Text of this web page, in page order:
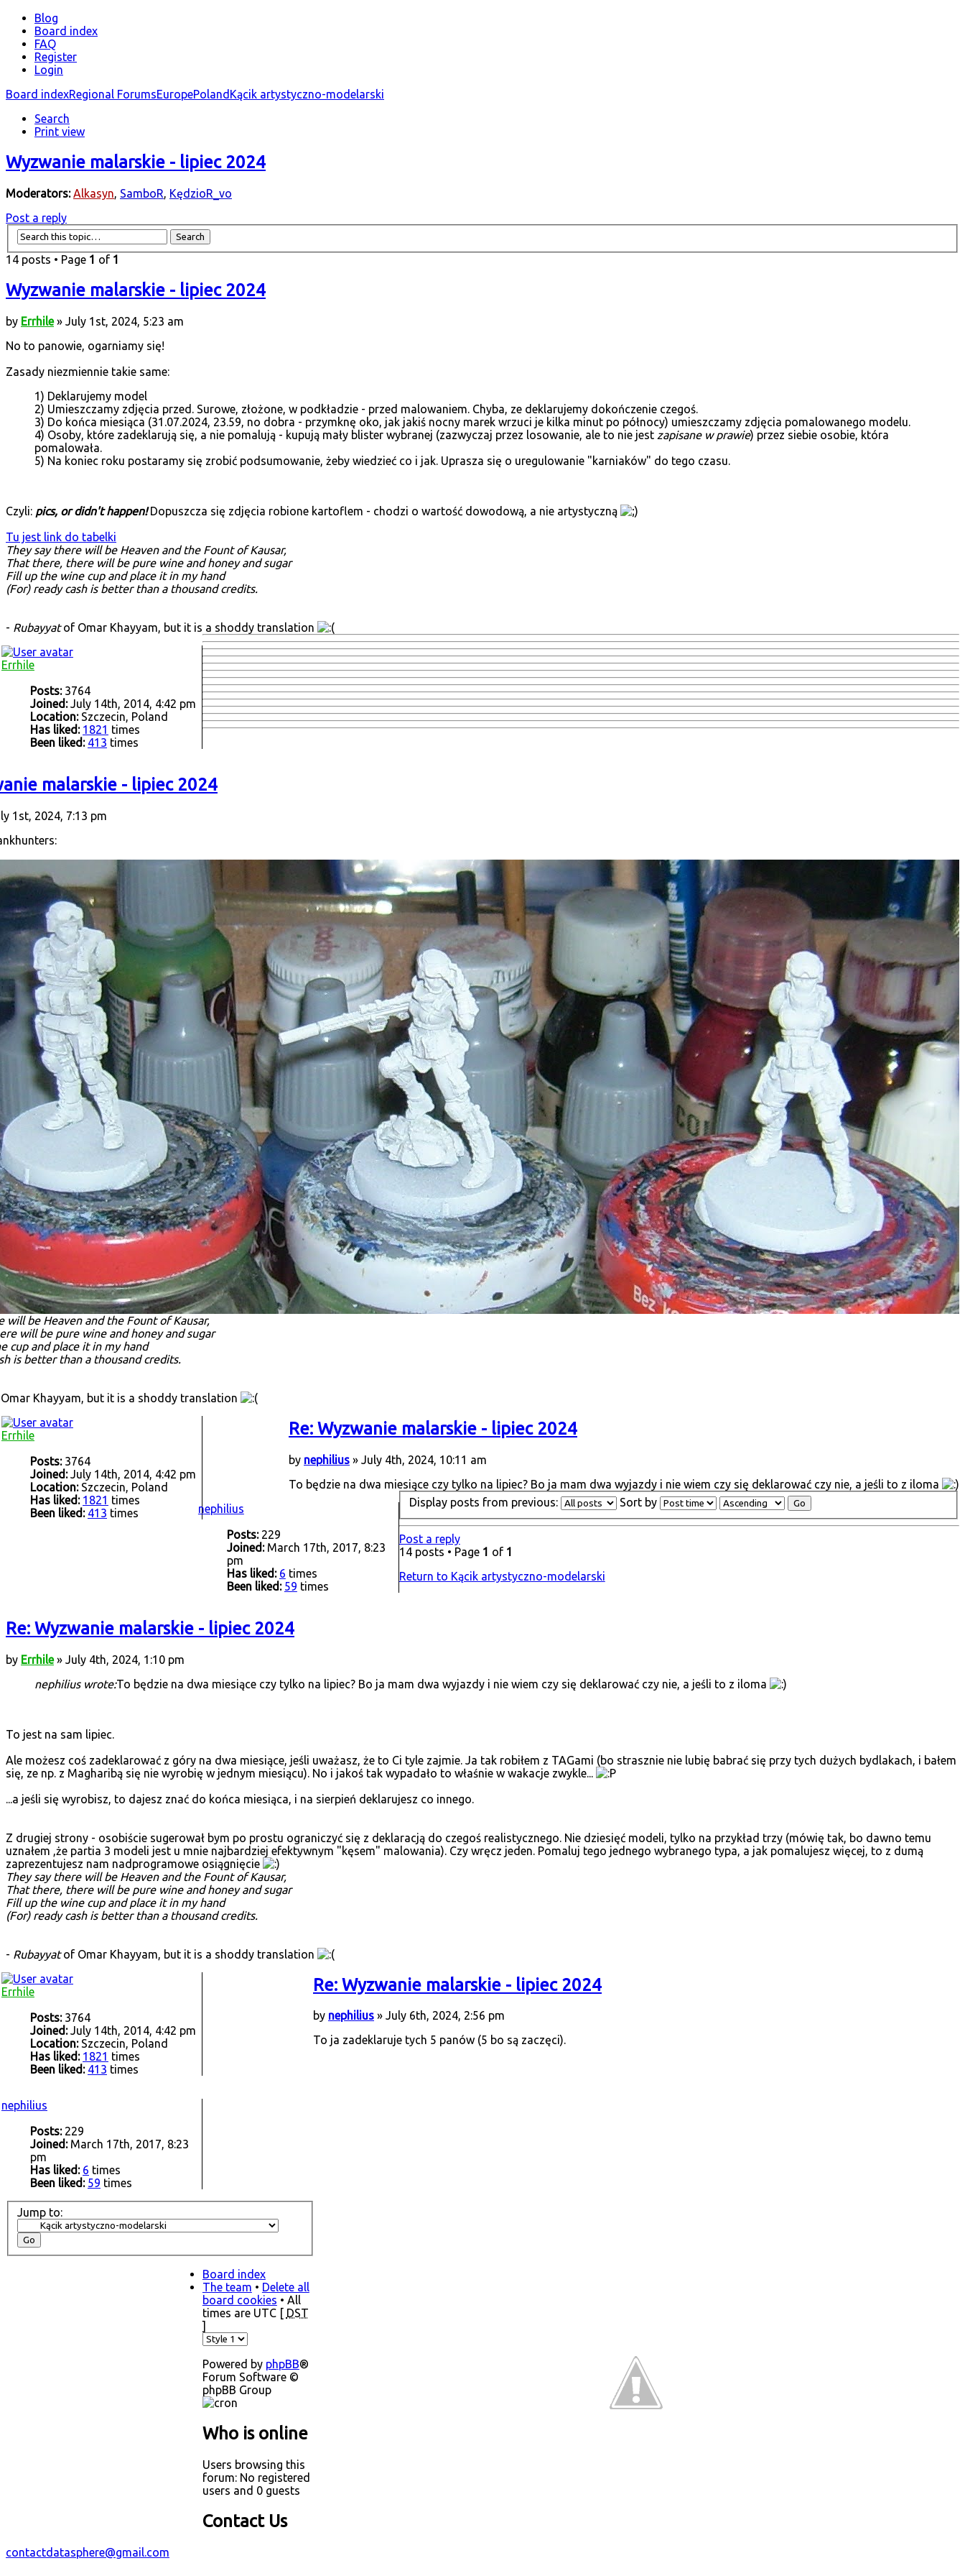
Blog
Board index
FAQ
Register
Login
Board indexRegional ForumsEuropePoland Kącik artystyczno-modelarski
Search
Print view
Wyzwanie malarskie - lipiec 2024
Moderators: Alkasyn, SamboR, KędzioR_vo
Post a reply
14 posts • Page 1 of 1
Wyzwanie malarskie - lipiec 2024
by Errhile» July 1st, 2024, 5:23 am
No to panowie, ogarniamy się!
Zasady niezmiennie takie same:
1) Deklarujemy model
2) Umieszczamy zdjęcia przed. Surowe, złożone, w podkładzie - przed malowaniem. Chyba, ze deklarujemy dokończenie czegoś.
3) Do końca miesiąca (31.07.2024, 23.59, no dobra - przymknę oko, jak jakiś nocny marek wrzuci je kilka minut po północy) umieszczamy zdjęcia pomalowanego modelu.
4) Osoby, które zadeklarują się, a nie pomalują - kupują mały blister wybranej (zazwyczaj przez losowanie, ale to nie jest zapisane w prawie) przez siebie osobie, która
pomalowała.
5) Na koniec roku postaramy się zrobić podsumowanie, żeby wiedzieć co i jak. Uprasza się o uregulowanie "karniaków" do tego czasu.
Czyli: pics, or didn't happen!Dopuszcza się zdjęcia robione kartoflem - chodzi o wartość dowodową, a nie artystyczną
Tu jest link do tabelki
They say there will be Heaven and the Fount of Kausar,
That there, there will be pure wine and honey and sugar
Fill up the wine cup and place it in my hand
(For) ready cash is better than a thousand credits.
- Rubayyatof Omar Khayyam, but it is a shoddy translation
Errhile
Posts:3764
Joined:July 14th, 2014, 4:42 pm
Location:Szczecin, Poland
Has liked: 1821 times
Been liked: 413 times
malarskie - lipiec 2024
1st, 2024, 7:13 pm
will be Heaven and the Fount of Kausar,
will be pure wine and honey and sugar
cup and place it in my hand
is better than a thousand credits.
Khayyam, but it is a shoddy translation
Errhile
Posts:3764
Joined:July 14th, 2014, 4:42 pm
Location:Szczecin, Poland
Has liked: 1821 times
Been liked: 413 times
Re: Wyzwanie malarskie - lipiec 2024
by nephilius » July 4th, 2024, 10:11 am
To będzie na dwa miesiące czy tylko na lipiec? Bo ja mam dwa wyjazdy i nie wiem czy się deklarować czy nie, a jeśli to z iloma
nephilius
Posts:229
Joined:March 17th, 2017, 8:23
pm
Has liked: 6 times
Been liked: 59 times
Re: Wyzwanie malarskie - lipiec 2024
by Errhile» July 4th, 2024, 1:10 pm
nephilius wrote:To będzie na dwa miesiące czy tylko na lipiec? Bo ja mam dwa wyjazdy i nie wiem czy się deklarować czy nie, a jeśli to z iloma
To jest na sam lipiec.
Ale możesz coś zadeklarować z góry na dwa miesiące, jeśli uważasz, że to Ci tyle zajmie. Ja tak robiłem z TAGami (bo strasznie nie lubię babrać się przy tych dużych bydlakach, i bałem
się, ze np. z Magharibą się nie wyrobię w jednym miesiącu). No i jakoś tak wypadało to właśnie w wakacje zwykle...
...a jeśli się wyrobisz, to dajesz znać do końca miesiąca, i na sierpień deklarujesz co innego.
Z drugiej strony - osobiście sugerował bym po prostu ograniczyć się z deklaracją do czegoś realistycznego. Nie dziesięć modeli, tylko na przykład trzy (mówię tak, bo dawno temu
uznałem ,że partia 3 modeli jest u mnie najbardziej efektywnym "kęsem" malowania). Czy wręcz jeden. Pomaluj tego jednego wybranego typa, a jak pomalujesz więcej, to z dumą
zaprezentujesz nam nadprogramowe osiągnięcie
They say there will be Heaven and the Fount of Kausar,
That there, there will be pure wine and honey and sugar
Fill up the wine cup and place it in my hand
(For) ready cash is better than a thousand credits.
- Rubayyatof Omar Khayyam, but it is a shoddy translation
Errhile
Posts:3764
Joined:July 14th, 2014, 4:42 pm
Location:Szczecin, Poland
Has liked: 1821 times
Been liked: 413 times
Re: Wyzwanie malarskie - lipiec 2024
by nephilius » July 6th, 2024, 2:56 pm
To ja zadeklaruje tych 5 panów (5 bo są zaczęci).
nephilius
Posts:229
Joined:March 17th, 2017, 8:23
pm
Has liked: 6 times
Been liked: 59 times
Display posts from previous: Sort by
Post a reply
14 posts • Page 1 of 1
Return to Kącik artystyczno-modelarski
Jump to:
Board index
The team • Delete all
board cookies • All
times are UTC [ DST
]
Powered by phpBB®
Forum Software ©
phpBB Group
Who is online
Users browsing this
forum: No registered
users and 0 guests
Contact Us
contactdatasphere@gmail.com